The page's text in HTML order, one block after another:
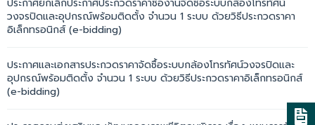
ประกาศยกเลิกประกาศประกวดราคาซื้องานจัดซื้อระบบกล้องโทรทัศน์
วงจรปิดและอุปกรณ์พร้อมติดตั้ง จำนวน 1 ระบบ ด้วยวิธีประกวดราคา
อิเล็กทรอนิกส์ (e-bidding)
ประกาศและเอกสารประกวดราคาจัดซื้อระบบกล้องโทรทัศน์วงจรปิดและ
อุปกรณ์พร้อมติดตั้ง จำนวน 1 ระบบ ด้วยวิธีประกวดราคาอิเล็กทรอนิกส์
(e-bidding)